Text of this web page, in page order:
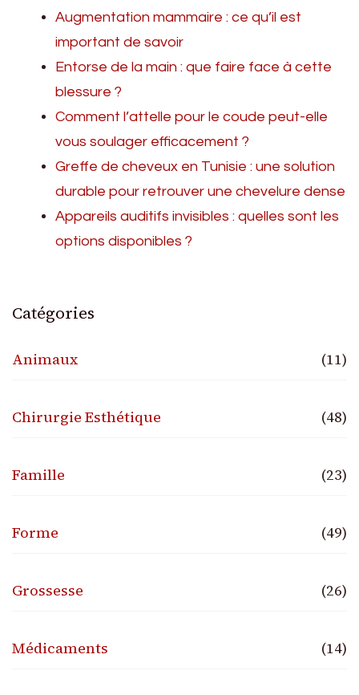
Augmentation mammaire : ce qu’il est
important de savoir
Entorse de la main : que faire face à cette
blessure ?
Comment l’attelle pour le coude peut-elle
vous soulager efficacement ?
Greffe de cheveux en Tunisie : une solution
durable pour retrouver une chevelure dense
Appareils auditifs invisibles : quelles sont les
options disponibles ?
Catégories
Animaux (11)
Chirurgie Esthétique (48)
Famille (23)
Forme (49)
Grossesse (26)
Médicaments (14)